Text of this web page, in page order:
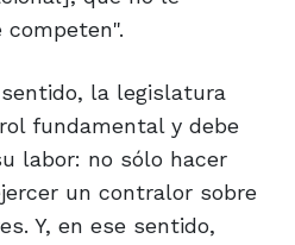
competen".
la legislatura
fundamental y debe
labor: no sólo hacer
un contralor sobre
Y, en ese sentido,